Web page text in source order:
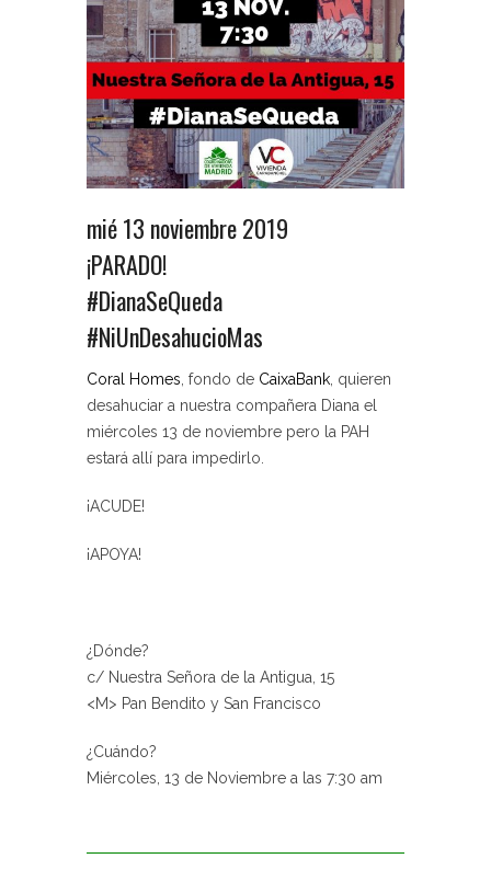
mié 13 noviembre 2019
¡PARADO!
#DianaSeQueda
#NiUnDesahucioMas
Coral Homes , fondo de CaixaBank , quieren
desahuciar a nuestra compañera Diana el
miércoles 13 de noviembre pero la PAH
estará allí para impedirlo.
¡ACUDE!
¡APOYA!
¿Dónde?
c/ Nuestra Señora de la Antigua, 15
<M> Pan Bendito y San Francisco
¿Cuándo?
Miércoles, 13 de Noviembre a las 7:30 am